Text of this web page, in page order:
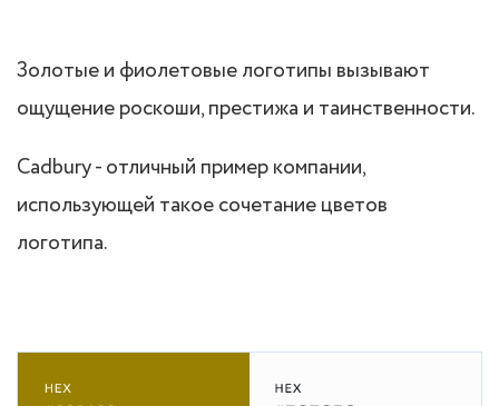
Золотые и фиолетовые логотипы вызывают
ощущение роскоши, престижа и таинственности.
Cadbury - отличный пример компании,
использующей такое сочетание цветов
логотипа.